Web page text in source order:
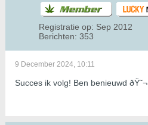
Registratie op: Sep 2012
Berichten: 353
9 December 2024, 10:11
Succes ik volg! Ben benieuwd ðŸ˜¬